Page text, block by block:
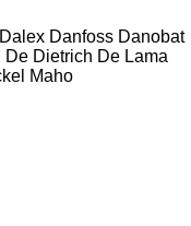
Dalex Danfoss Danobat
De Dietrich De Lama
Maho